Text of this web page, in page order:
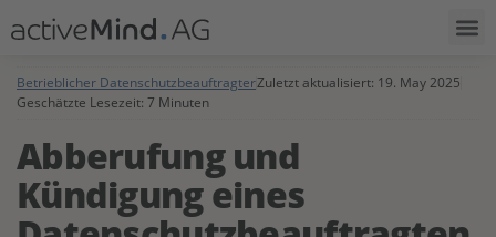
Betrieblicher DatenschutzbeauftragterZuletzt aktualisiert: 19. May 2025
Geschätzte Lesezeit: 7 Minuten
Abberufung und
Kündigung eines